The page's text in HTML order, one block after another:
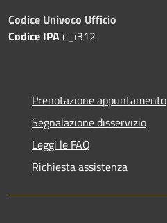
Codice Univoco Ufficio
Codice IPAc_i312
Prenotazione appuntamento
Segnalazione disservizio
Leggi le FAQ
Richiesta assistenza